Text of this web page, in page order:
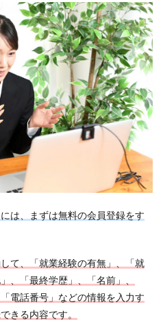
は、まずは無料の会員登録をす
て、「就業経験の有無」、「就
、「最終学歴」、「名前」、
電話番号」などの情報を入力す
きる内容です。